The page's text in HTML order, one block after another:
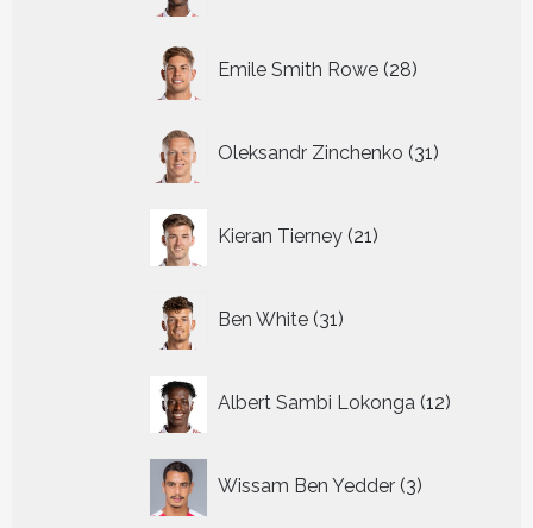
Emile Smith Rowe 28
producten
Oleksandr Zinchenko 31
producten
Kieran Tierney 21
producten
Ben White 31
producten
Albert Sambi Lokonga 12
Wissam Ben Yedder 3
producten